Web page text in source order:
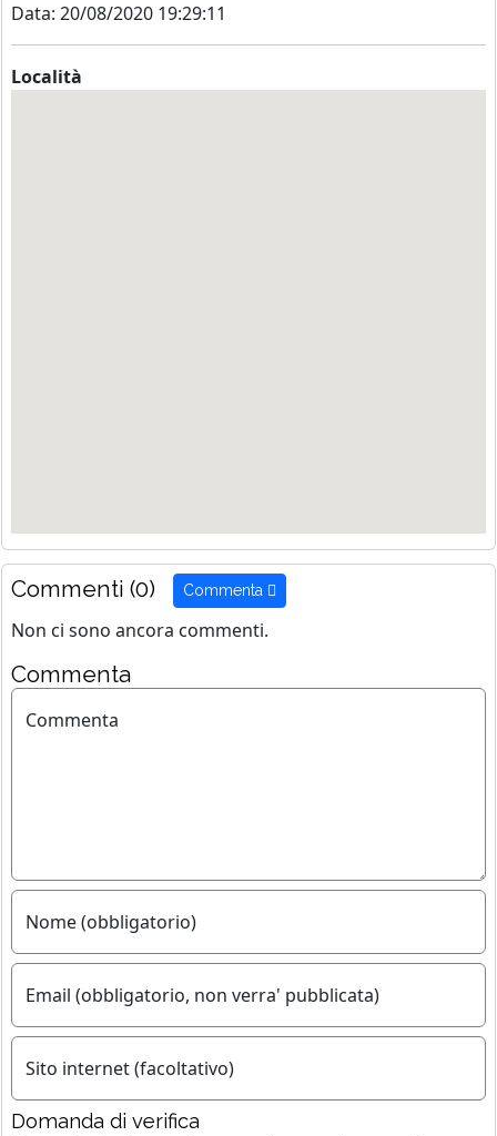
Data: 20/08/2020 19:29:11
Località
Commenti (0) Commenta
Non ci sono ancora commenti.
Commenta
Commenta
Nome (obbligatorio)
Email (obbligatorio, non verra' pubblicata)
Sito internet (facoltativo)
Domanda di verifica